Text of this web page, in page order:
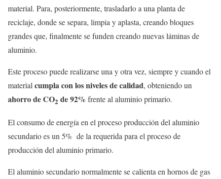
material. Para, posteriormente, trasladarlo a una planta de
reciclaje, donde se separa, limpia y aplasta, creando bloques
grandes que, finalmente se funden creando nuevas láminas de
aluminio.
Este proceso puede realizarse una y otra vez, siempre y cuando el
material cumpla con los niveles de calidad, obteniendo un
ahorro de CO2 de 92% frente al aluminio primario.
El consumo de energía en el proceso producción del aluminio
secundario es un 5% de la requerida para el proceso de
producción del aluminio primario.
El aluminio secundario normalmente se calienta en hornos de gas